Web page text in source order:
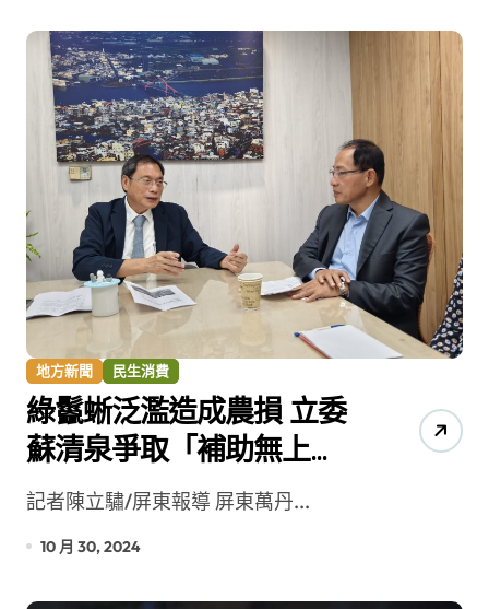
地方新聞 民生消費
綠鬣蜥泛濫造成農損 立委
蘇清泉爭取「補助無上
限」
記者陳立驌/屏東報導 屏東萬丹...
10 月 30, 2024